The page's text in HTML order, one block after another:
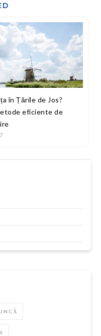
în Țările de Jos?
eficiente de